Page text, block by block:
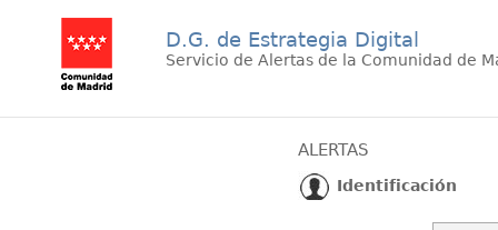
D.G. de Estrategia Digital
Servicio de Alertas de la Comunidad de
ALERTAS
Identificación